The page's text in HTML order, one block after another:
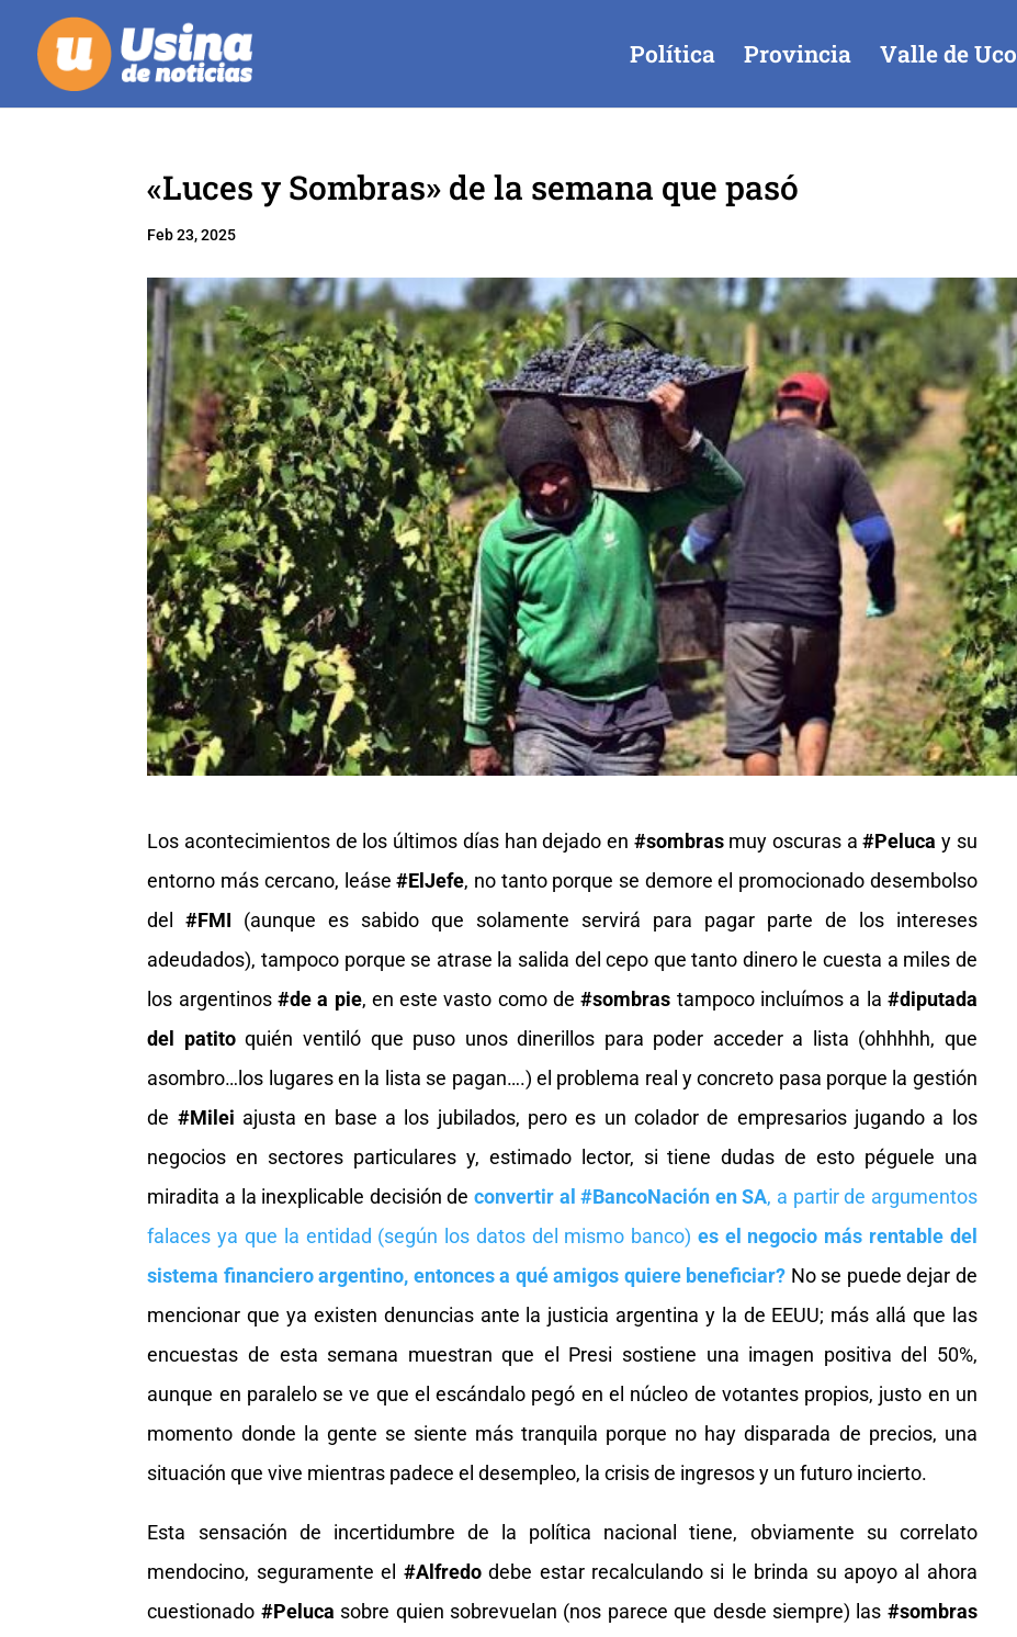
Política Provincia Valle de Uco
«Luces y Sombras» de la semana que pasó
Feb 23, 2025
Los acontecimientos de los últimos días han dejado en #sombrasmuy oscuras a#Peluca y su
entorno más cercano, leáse#ElJefe, no tanto porque se demore el promocionado desembolso
del#FMI (aunque es sabido que solamente servirá para pagar parte de los intereses
adeudados), tampoco porque se atrase la salida del cepo que tanto dinero le cuesta a miles de
los argentinos #de a pie, en este vasto como de#sombras tampoco incluímos a la #diputada
del patitoquién ventiló que puso unos dinerillos para poder acceder a lista (ohhhhh, que
asombro…los lugares en la lista se pagan….) el problema real y concreto pasa porque la gestión
de #Milei ajusta en base a los jubilados, pero es un colador de empresarios jugando a los
negocios en sectores particulares y, estimado lector, si tiene dudas de esto péguele una
miradita a la inexplicable decisión deconvertir al #BancoNación en SA, a partir de argumentos
falaces ya que la entidad (según los datos del mismo banco) es el negocio más rentable del
sistema financiero argentino, entonces a qué amigos quiere beneficiar? No se puede dejar de
mencionar que ya existen denuncias ante la justicia argentina y la de EEUU; más allá que las
encuestas de esta semana muestran que el Presi sostiene una imagen positiva del 50%,
aunque en paralelo se ve que el escándalo pegó en el núcleo de votantes propios, justo en un
momento donde la gente se siente más tranquila porque no hay disparada de precios, una
situación que vive mientras padece el desempleo, la crisis de ingresos y un futuro incierto.
Esta sensación de incertidumbre de la política nacional tiene, obviamente su correlato
mendocino, seguramente el #Alfredodebe estar recalculando si le brinda su apoyo al ahora
cuestionado #Peluca sobre quien sobrevuelan (nos parece que desde siempre) las #sombras